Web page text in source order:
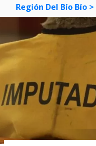
Región Del Bío Bío